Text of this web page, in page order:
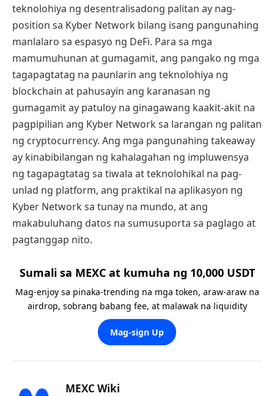
teknolohiya ng desentralisadong palitan ay nag-
position sa Kyber Network bilang isang pangunahing
manlalaro sa espasyo ng DeFi. Para sa mga
mamumuhunan at gumagamit, ang pangako ng mga
tagapagtatag na paunlarin ang teknolohiya ng
blockchain at pahusayin ang karanasan ng
gumagamit ay patuloy na ginagawang kaakit-akit na
pagpipilian ang Kyber Network sa larangan ng palitan
ng cryptocurrency. Ang mga pangunahing takeaway
ay kinabibilangan ng kahalagahan ng impluwensya
ng tagapagtatag sa tiwala at teknolohikal na pag-
unlad ng platform, ang praktikal na aplikasyon ng
Kyber Network sa tunay na mundo, at ang
makabuluhang datos na sumusuporta sa paglago at
pagtanggap nito.
Sumali sa MEXC at kumuha ng 10,000 USDT
Mag-enjoy sa pinaka-trending na mga token, araw-araw na
airdrop, sobrang babang fee, at malawak na liquidity
Mag-sign Up
MEXC Wiki